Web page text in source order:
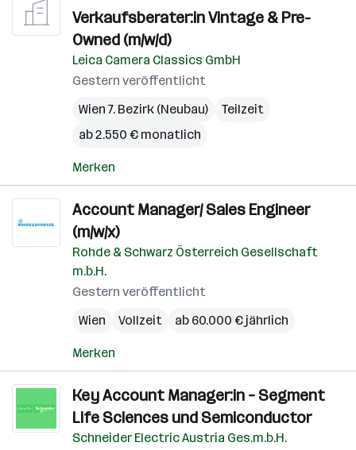
Verkaufsberater:in Vintage & Pre-
Owned (m/w/d)
Leica Camera Classics GmbH
Gestern veröffentlicht
Wien 7. Bezirk (Neubau)
Teilzeit
ab 2.550 € monatlich
Merken
Account Manager/ Sales Engineer
(m/w/x)
Rohde & Schwarz Österreich Gesellschaft
m.b.H.
Gestern veröffentlicht
Wien
Vollzeit ab 60.000 € jährlich
Merken
Key Account Manager:in – Segment
Life Sciences und Semiconductor
Schneider Electric Austria Ges.m.b.H.